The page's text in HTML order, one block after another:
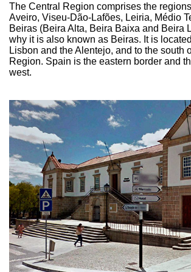
The Central Region comprises the
Aveiro, Viseu-Dão-Lafões, Leiria, Médio
Beiras (Beira Alta, Beira Baixa and Beira
why it is also known as Beiras. It is
Lisbon and the Alentejo, and to the south
Region. Spain is the eastern border and
west.